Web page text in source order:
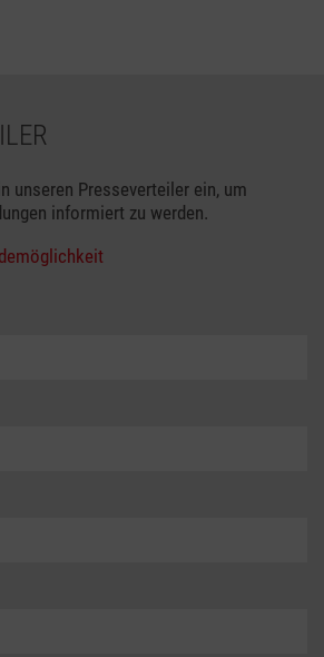
unseren Presseverteiler ein, um
informiert zu werden.